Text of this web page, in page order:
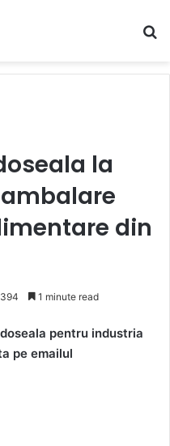
la
din
394 1 minute read
pentru industria
pe emailul